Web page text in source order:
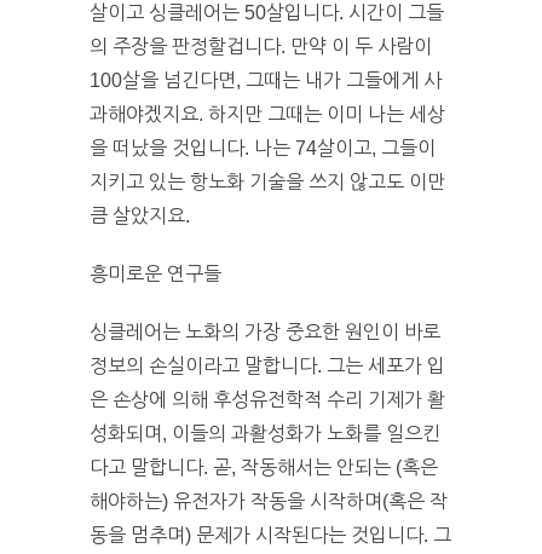
살이고 싱클레어는 50살입니다. 시간이 그들
의 주장을 판정할겁니다. 만약 이 두 사람이
100살을 넘긴다면, 그때는 내가 그들에게 사
과해야겠지요. 하지만 그때는 이미 나는 세상
을 떠났을 것입니다. 나는 74살이고, 그들이
지키고 있는 항노화 기술을 쓰지 않고도 이만
큼 살았지요.
흥미로운 연구들
싱클레어는 노화의 가장 중요한 원인이 바로
정보의 손실이라고 말합니다. 그는 세포가 입
은 손상에 의해 후성유전학적 수리 기제가 활
성화되며, 이들의 과활성화가 노화를 일으킨
다고 말합니다. 곧, 작동해서는 안되는 (혹은
해야하는) 유전자가 작동을 시작하며(혹은 작
동을 멈추며) 문제가 시작된다는 것입니다. 그